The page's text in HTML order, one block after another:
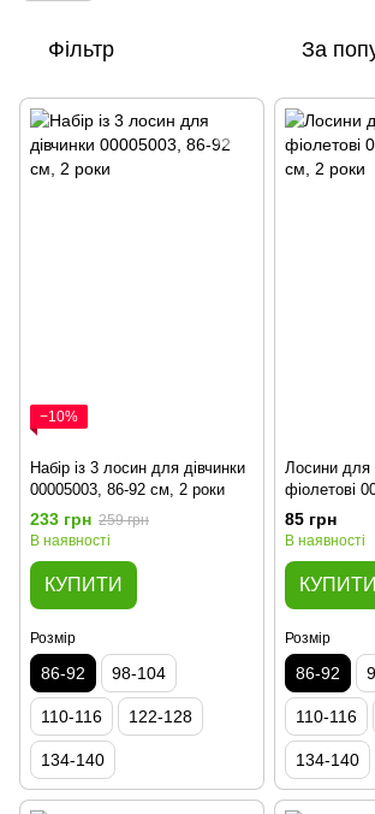
Фільтр За
−10%
Набір із 3 лосин для дівчинки
00005003, 86-92 см, 2 роки
233 грн 259 грн
В наявності
КУПИТИ
Розмір
86-92 98-104
110-116 122-128
134-140
Лосини для
фіолетові
2 роки
85 грн
В наявності
КУПИТИ
Розмір
86-92
110-116
134-140